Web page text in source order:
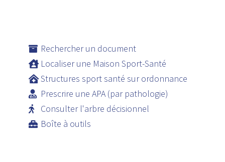
Rechercher un document
Localiser une Maison Sport-Santé
Structures sport santé sur ordonnance
Prescrire une APA (par pathologie)
Consulter l'arbre décisionnel
Boîte à outils